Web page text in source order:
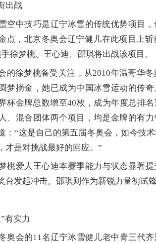
出战
中技巧是辽宁冰雪的传统优势项目，
点，北京冬奥会辽宁健儿在此项目上
徐梦桃、王心迪、邵琪将出战该项目。
徐梦桃备受关注，从2010年温哥华冬
梦摘金，她已成为中国冰雪运动的传
杯金牌总数增至40枚，成为年度总排
、混合团体两个项目，均是金牌的有
：“这是自己的第五届冬奥会，如今技
才是对挑战最好的回应。”
爱人王心迪本赛季能力与状态显著提
台发起冲击。邵琪则作为新锐力量初试锋
实力
会的11名辽宁冰雪健儿老中青三代齐